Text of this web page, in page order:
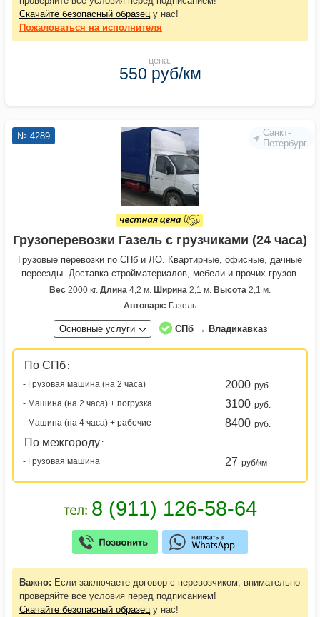
Скачайте безопасный образец у нас!
Пожаловаться на исполнителя
цена:
550 руб/км
Санкт-
Петербург
№ 4289
Грузоперевозки Газель с грузчиками (24 часа)
Грузовые перевозки по СПб и ЛО. Квартирные, офисные, дачные
переезды. Доставка стройматериалов, мебели и прочих грузов.
Вес 2000 кг. Длина 4,2 м. Ширина 2,1 м. Высота 2,1 м.
Автопарк: Газель
Основные услуги СПб → Владикавказ
По СПб :
- Грузовая машина (на 2 часа)
2000 руб.
- Машина (на 2 часа) + погрузка
3100 руб.
- Машина (на 4 часа) + рабочие
8400 руб.
По межгороду :
- Грузовая машина
27 руб/км
Важно: Если заключаете договор с перевозчиком, внимательно
проверяйте все условия перед подписанием!
Скачайте безопасный образецу нас!